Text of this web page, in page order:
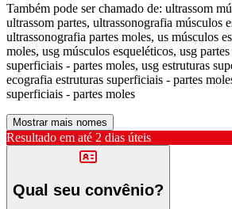
Também pode ser chamado de: ultrassom
ultrassom partes, ultrassonografia músculos
ultrassonografia partes moles, us músculos
moles, usg músculos esqueléticos, usg
superficiais - partes moles, usg estruturas
ecografia estruturas superficiais - partes
superficiais - partes moles
Mostrar mais nomes
Resultado em até 2 dias úteis
Qual seu convênio?